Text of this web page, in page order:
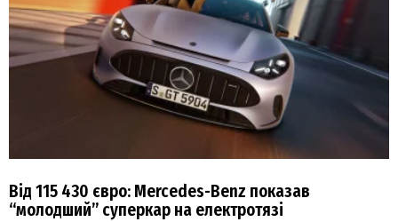
Від 115 430 євро: Mercedes-Benz показав
“молодший” суперкар на електротязі